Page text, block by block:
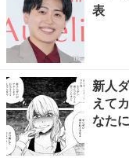
表
新人
えて
なた